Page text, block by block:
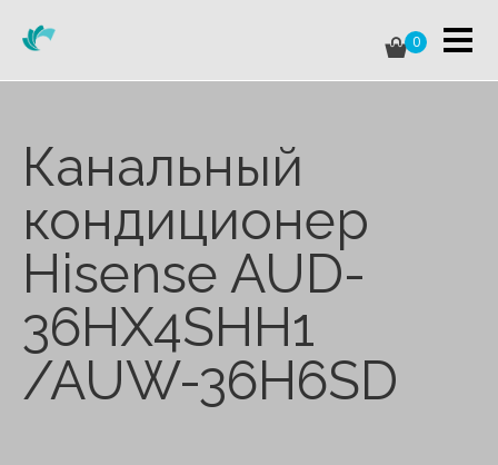
0
Канальный
кондиционер
Hisense AUD-
36HX4SHH1
/AUW-36H6SD